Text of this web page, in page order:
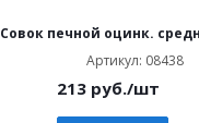
Совок печной оцинк.
Артикул: 08438
213 руб./шт